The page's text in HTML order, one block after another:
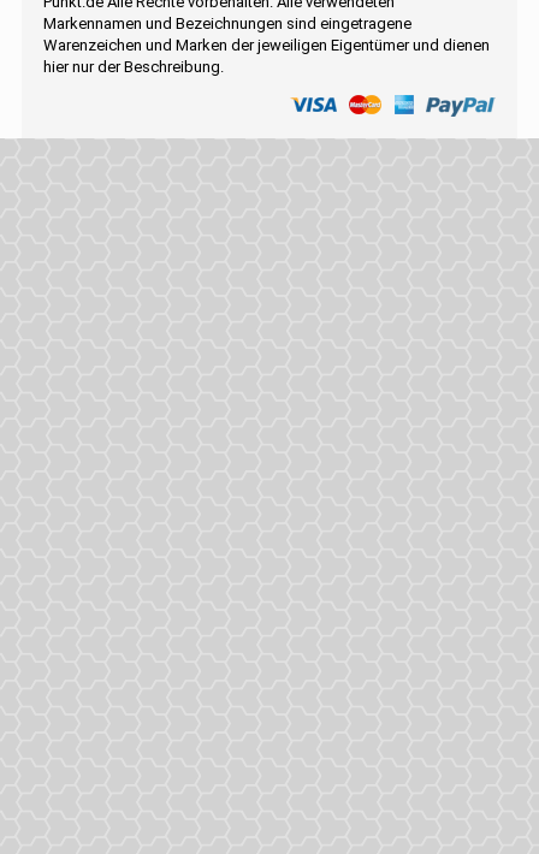
Markennamen und Bezeichnungen sind eingetragene
Warenzeichen und Marken der jeweiligen Eigentümer und dienen
hier nur der Beschreibung.